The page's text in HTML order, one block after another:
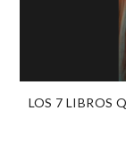
LOS 7 LIBROS